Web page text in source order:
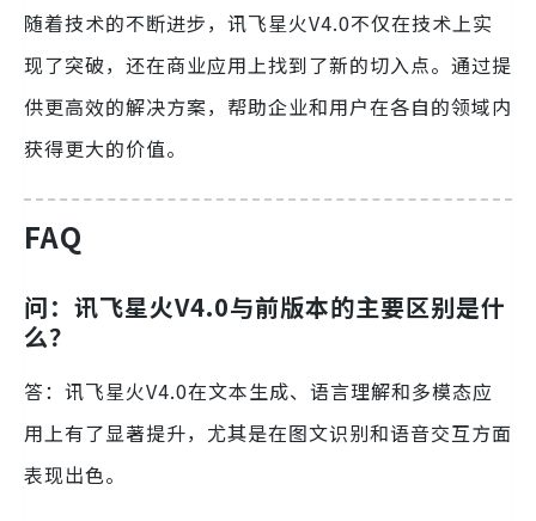
随着技术的不断进步，讯飞星火V4.0不仅在技术上实
现了突破，还在商业应用上找到了新的切入点。通过提
供更高效的解决方案，帮助企业和用户在各自的领域内
获得更大的价值。
FAQ
问：讯飞星火V4.0与前版本的主要区别是什
么？
答：讯飞星火V4.0在文本生成、语言理解和多模态应
用上有了显著提升，尤其是在图文识别和语音交互方面
表现出色。